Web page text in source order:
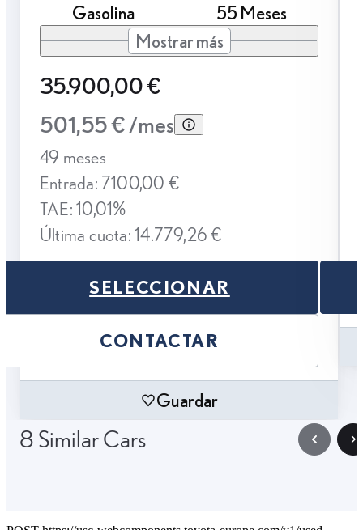
Gasolina
55 Meses
Mostrar más
35.900,00 €
501,55 € /mes
49 meses
Entrada: 7100,00 €
TAE: 10,01%
Última cuota: 14.779,26 €
SELECCIONAR
CONTACTAR
Guardar
8 Similar Cars